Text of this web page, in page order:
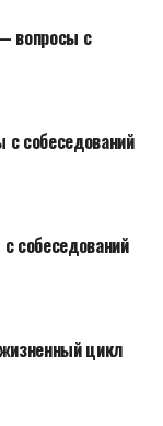
вопросы с
собеседований
собеседований
цикл